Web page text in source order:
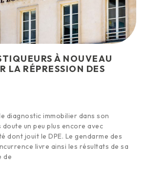
À NOUVEAU
LA RÉPRESSION DES
diagnostic immobilier dans son
doute un peu plus encore avec
dont jouit le DPE. Le gendarme des
livre ainsi les résultats de sa
de